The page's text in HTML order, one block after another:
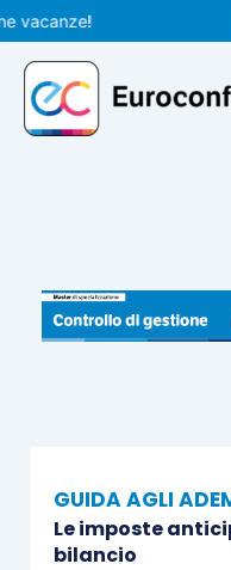
Vai
al
contenuto
GUIDA AGLI
Le imposte
bilancio